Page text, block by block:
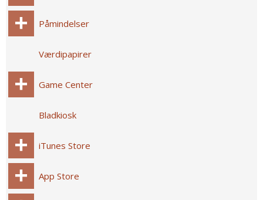
Påmindelser
Værdipapirer
Game Center
Bladkiosk
iTunes Store
App Store